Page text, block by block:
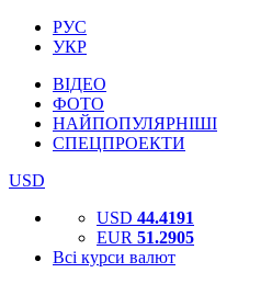
РУС
УКР
ВІДЕО
ФОТО
НАЙПОПУЛЯРНІШІ
СПЕЦПРОЕКТИ
USD
USD 44.4191
EUR 51.2905
Всі курси валют